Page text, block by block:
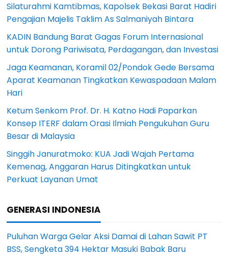
Silaturahmi Kamtibmas, Kapolsek Bekasi Barat Hadiri
Pengajian Majelis Taklim As Salmaniyah Bintara
KADIN Bandung Barat Gagas Forum Internasional
untuk Dorong Pariwisata, Perdagangan, dan Investasi
Jaga Keamanan, Koramil 02/Pondok Gede Bersama
Aparat Keamanan Tingkatkan Kewaspadaan Malam
Hari
Ketum Senkom Prof. Dr. H. Katno Hadi Paparkan
Konsep ITERF dalam Orasi Ilmiah Pengukuhan Guru
Besar di Malaysia
Singgih Januratmoko: KUA Jadi Wajah Pertama
Kemenag, Anggaran Harus Ditingkatkan untuk
Perkuat Layanan Umat
GENERASI INDONESIA
Puluhan Warga Gelar Aksi Damai di Lahan Sawit PT
BSS, Sengketa 394 Hektar Masuki Babak Baru